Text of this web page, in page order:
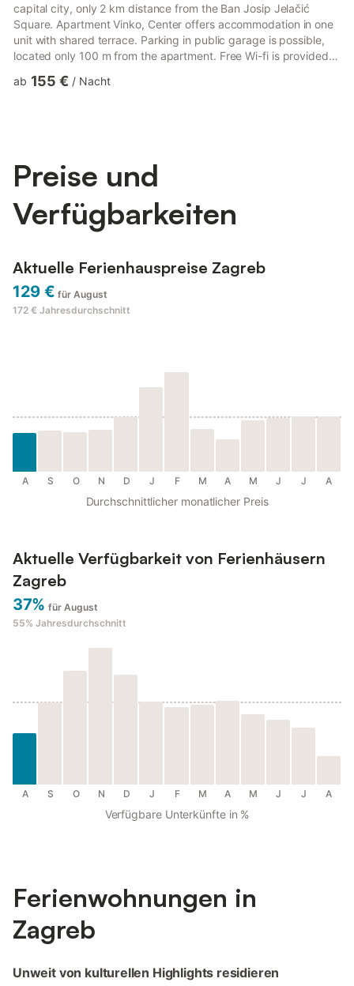
capital city, only 2 km distance from the Ban Josip Jelačić
Square. Apartment Vinko, Center offers accommodation in one
unit with shared terrace. Parking in public garage is possible,
located only 100 m from the apartment. Free Wi-fi is provided
shared terrace can perfectly accommodate up to four people. It
ab 155 € / Nacht
Preise und
Verfügbarkeiten
Aktuelle Ferienhauspreise Zagreb
129 € für August
172 € Jahresdurchschnitt
A S O N D J F M A M J J A
Durchschnittlicher monatlicher Preis
Aktuelle Verfügbarkeit von Ferienhäusern
Zagreb
37% für August
55% Jahresdurchschnitt
A S O N D J F M A M J J A
Verfügbare Unterkünfte in %
Ferienwohnungen in
Zagreb
Unweit von kulturellen Highlights residieren